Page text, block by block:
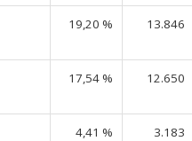
19,20 % 13.846
17,54 % 12.650
4,41 % 3.183